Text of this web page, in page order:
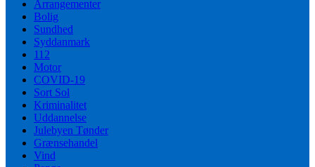
Arrangementer
Bolig
Sundhed
Syddanmark
112
Motor
COVID-19
Sort Sol
Kriminalitet
Uddannelse
Julebyen Tønder
Grænsehandel
Vind